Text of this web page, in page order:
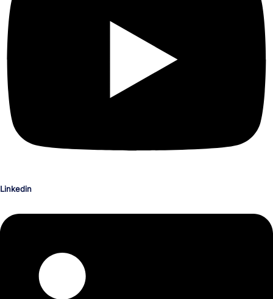
Linkedin